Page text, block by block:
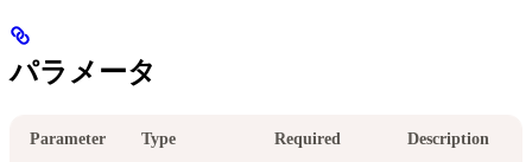
パラメータ
Parameter Type Required Description